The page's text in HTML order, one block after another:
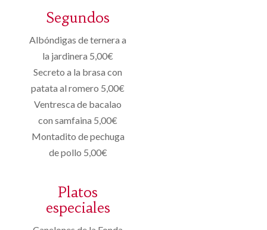
Segundos
Albóndigas de ternera a
la jardinera 5,00€
Secreto a la brasa con
patata al romero 5,00€
Ventresca de bacalao
con samfaina 5,00€
Montadito de pechuga
de pollo 5,00€
Platos
especiales